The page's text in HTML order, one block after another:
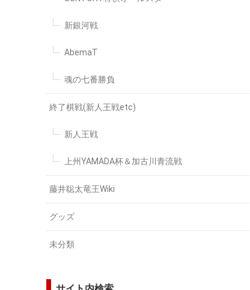
新銀河戦
AbemaT
魂の七番勝負
終了棋戦(新人王戦etc)
新人王戦
上州YAMADA杯＆加古川青流戦
藤井聡太竜王Wiki
グッズ
未分類